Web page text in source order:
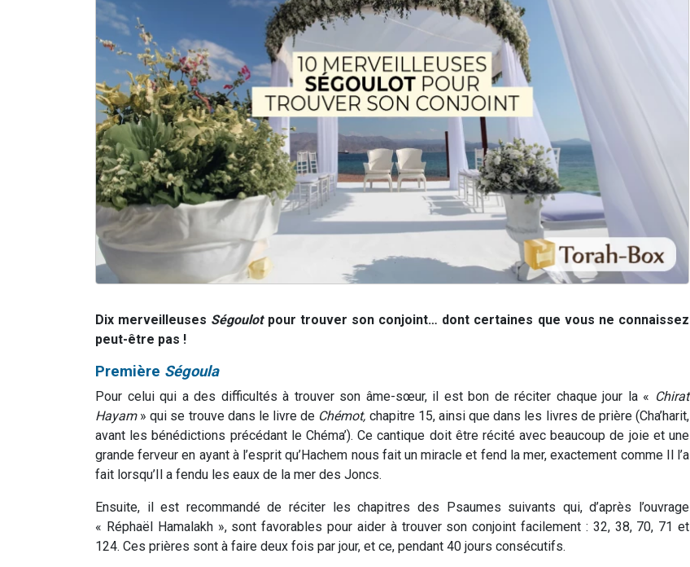
Dix merveilleuses Ségoulotpour trouver son conjoint… dont certaines que vous ne connaissez
peut-être pas !
Première Ségoula
Pour celui qui a des difficultés à trouver son âme-sœur, il est bon de réciter chaque jour la « Chirat
Hayam» qui se trouve dans le livre de Chémot, chapitre 15, ainsi que dans les livres de prière (Cha’harit,
avant les bénédictions précédant le Chéma’). Ce cantique doit être récité avec beaucoup de joie et une
grande ferveur en ayant à l’esprit qu’Hachem nous fait un miracle et fend la mer, exactement comme Il l’a
fait lorsqu’Il a fendu les eaux de la mer des Joncs.
Ensuite, il est recommandé de réciter les chapitres des Psaumes suivants qui, d’après l’ouvrage
« Réphaël Hamalakh », sont favorables pour aider à trouver son conjoint facilement : 32, 38, 70, 71 et
124. Ces prières sont à faire deux fois par jour, et ce, pendant 40 jours consécutifs.